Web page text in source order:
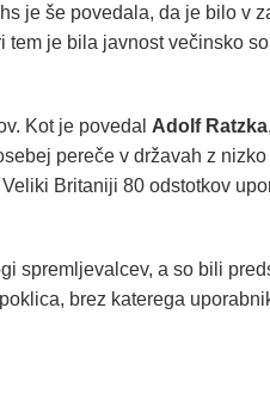
je še povedala, da je bilo v
je bila javnost večinsko
Kot je povedal Adolf Ratzka
pereče v državah z
Britaniji 80 odstotkov
spremljevalcev, a so bili
brez katerega